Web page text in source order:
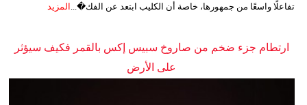
تفاعلًا واسعًا من جمهورها، خاصة أن الكليب ابتعد عن الفك�... المزيد
ارتطام جزء ضخم من صاروخ سبيس إكس بالقمر فكيف سيؤثر
على الأرض